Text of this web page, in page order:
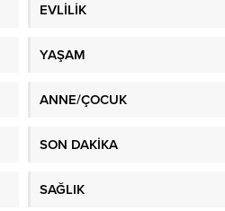
EVLİLİK
YAŞAM
ANNE/ÇOCUK
SON DAKİKA
SAĞLIK